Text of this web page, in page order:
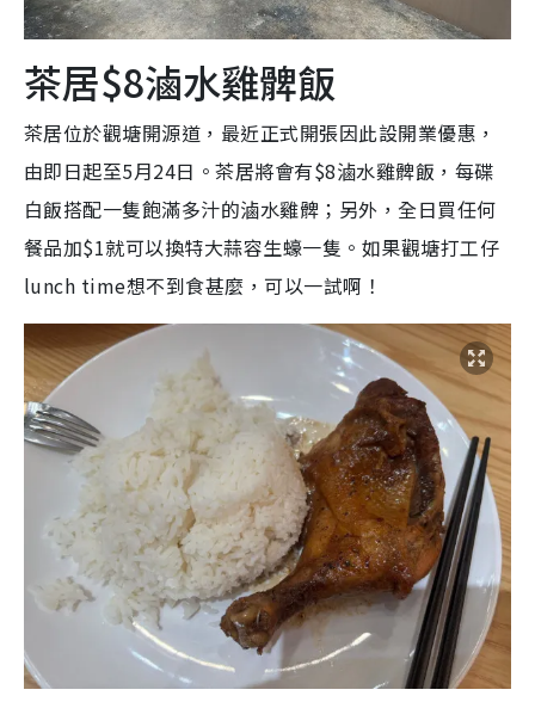
茶居$8滷水雞髀飯
茶居位於觀塘開源道，最近正式開張因此設開業優惠，
由即日起至5月24日。茶居將會有$8滷水雞髀飯，每碟
白飯搭配一隻飽滿多汁的滷水雞髀；另外，全日買任何
餐品加$1就可以換特大蒜容生蠔一隻。如果觀塘打工仔
lunch time想不到食甚麼，可以一試啊！